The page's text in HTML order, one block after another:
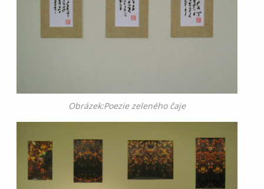
Obrázek:Poezie zeleného čaje